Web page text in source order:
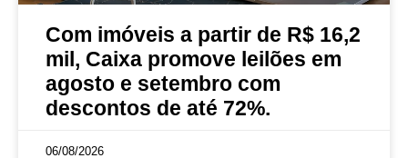
Com imóveis a partir de R$ 16,2
mil, Caixa promove leilões em
agosto e setembro com
descontos de até 72%.
06/08/2026